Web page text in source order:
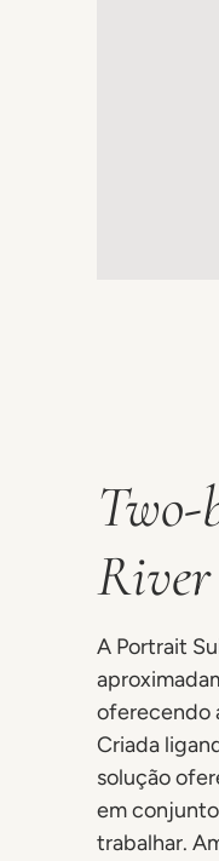
Two-
A Portrait
oferecendo
Criada
solução
em
trabalhar.